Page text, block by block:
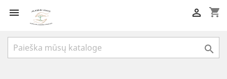
 shopping_cart

